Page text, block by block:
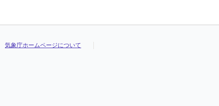
気象庁ホームページについて